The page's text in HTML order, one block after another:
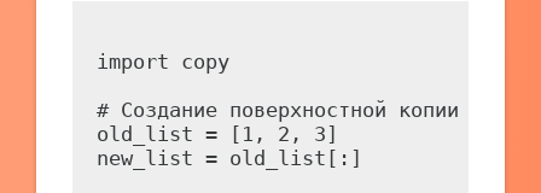
import copy
# Создание поверхностной копии
old_list = [1, 2, 3]
new_list = old_list[:]